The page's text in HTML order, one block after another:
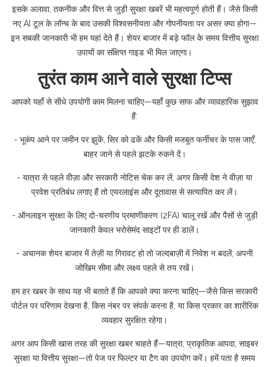
इसके अलावा, तकनीक और वित्त से जुड़ी सुरक्षा खबरें भी महत्वपूर्ण होती हैं। जैसे किसी
नए AI टूल के लॉन्च के बाद उसकी विश्वसनीयता और गोपनीयता पर असर क्या होगा—
इन सबकी जानकारी भी हम यहां देते हैं। शेयर बाजार में बड़े फॉल के समय वित्तीय सुरक्षा
उपायों का संक्षिप्त गाइड भी मिल जाएगा।
तुरंत काम आने वाले सुरक्षा टिप्स
आपको यहाँ से सीधे उपयोगी काम मिलना चाहिए—यहाँ कुछ साफ और व्यावहारिक सुझाव
हैं:
- भूकंप आने पर जमीन पर झुकें, सिर को ढकें और किसी मजबूत फर्नीचर के पास जाएँ;
बाहर जाने से पहले झटके रुकने दें।
- यात्रा से पहले वीज़ा और सरकारी नोटिस चेक कर लें; अगर किसी देश ने वीज़ा या
प्रवेश प्रतिबंध लगाए हैं तो एयरलाइंस और दूतावास से सत्यापित कर लें।
- ऑनलाइन सुरक्षा के लिए दो-चरणीय प्रमाणीकरण (2FA) चालू रखें और पैसों से जुड़ी
जानकारी केवल भरोसेमंद साइटों पर ही डालें।
- अचानक शेयर बाजार में तेज़ी या गिरावट हो तो जल्दबाज़ी में निवेश न बदलें; अपनी
जोखिम सीमा और लक्ष्य पहले से तय रखें।
हम हर खबर के साथ यह भी बताते हैं कि आपको क्या करना चाहिए—जैसे किस सरकारी
पोर्टल पर परिणाम देखना है, किस नंबर पर संपर्क करना है, या किस प्रकार का शारीरिक
व्यवहार सुरक्षित रहेगा।
अगर आप किसी खास तरह की सुरक्षा खबर चाहते हैं—यात्रा, प्राकृतिक आपदा, साइबर
सुरक्षा या वित्तीय सुरक्षा—तो पेज पर फिल्टर या टैग का उपयोग करें। हमें पता है समय